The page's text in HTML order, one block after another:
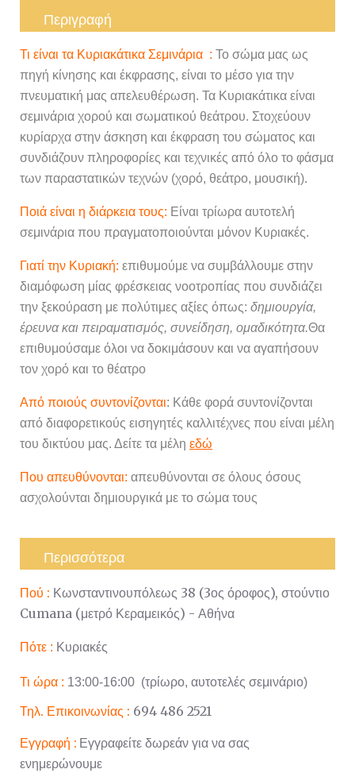
Περιγραφή
Τι είναι τα Κυριακάτικα Σεμινάρια : Το σώμα μας ως
πηγή κίνησης και έκφρασης, είναι το μέσο για την
πνευματική μας απελευθέρωση. Τα Κυριακάτικα είναι
σεμινάρια χορού και σωματικού θεάτρου. Στοχεύουν
κυρίαρχα στην άσκηση και έκφραση του σώματος και
συνδιάζουν πληροφορίες και τεχνικές από όλο το φάσμα
των παραστατικών τεχνών (χορό, θεάτρο, μουσική).
Ποιά είναι η διάρκεια τους: Είναι τρίωρα αυτοτελή
σεμινάρια που πραγματοποιούνται μόνον Κυριακές.
Γιατί την Κυριακή: επιθυμούμε να συμβάλλουμε στην
διαμόφωση μίας φρέσκειας νοοτροπίας που συνδιάζει
την ξεκούραση με πολύτιμες αξίες όπως: δημιουργία,
έρευνα και πειραματισμός, συνείδηση, ομαδικότητα.Θα
επιθυμούσαμε όλοι να δοκιμάσουν και να αγαπήσουν
τον χορό και το θέατρο
Από ποιούς συντονίζονται: Κάθε φορά συντονίζονται
από διαφορετικούς εισηγητές καλλιτέχνες που είναι μέλη
του δικτύου μας. Δείτε τα μέλη εδώ
Που απευθύνονται: απευθύνονται σε όλους όσους
ασχολούνται δημιουργικά με το σώμα τους
Περισσότερα
Πού : Κωνσταντινουπόλεως 38 (3ος όροφος), στούντιο
Cumana (μετρό Κεραμεικός) - Αθήνα
Πότε : Κυριακές
Τι ώρα : 13:00-16:00 (τρίωρο, αυτοτελές σεμινάριο)
Τηλ. Επικοινωνίας : 694 486 2521
Εγγραφή : Εγγραφείτε δωρεάν για να σας
ενημερώνουμε